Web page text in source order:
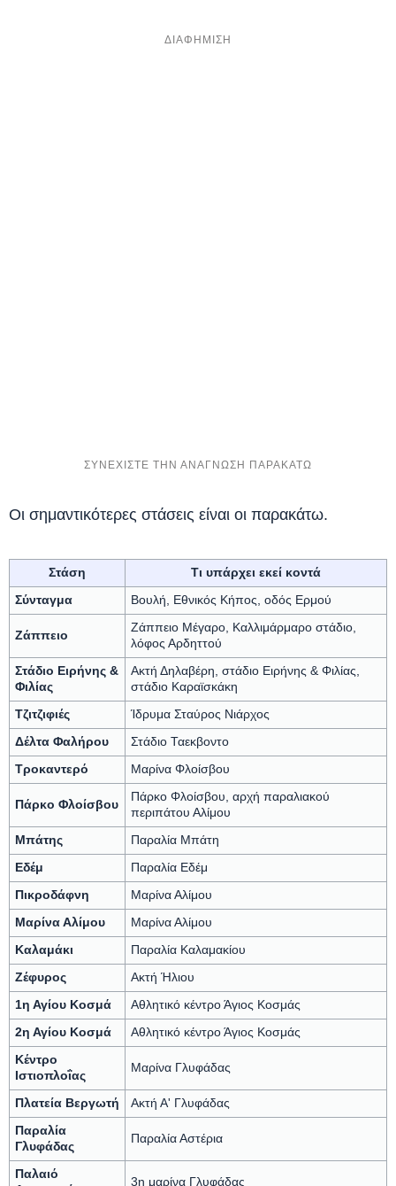
Οι σημαντικότερες στάσεις είναι οι παρακάτω.
Στάση Τι υπάρχει εκεί κοντά
Σύνταγμα Βουλή, Εθνικός Κήπος, οδός Ερμού
Ζάππειο
Ζάππειο Μέγαρο, Καλλιμάρμαρο στάδιο,
λόφος Αρδηττού
Στάδιο Ειρήνης &
Φιλίας
Ακτή Δηλαβέρη, στάδιο Ειρήνης & Φιλίας,
στάδιο Καραϊσκάκη
Τζιτζιφιές Ίδρυμα Σταύρος Νιάρχος
Δέλτα Φαλήρου Στάδιο Ταεκβοντο
Τροκαντερό Μαρίνα Φλοίσβου
Πάρκο Φλοίσβου
Πάρκο Φλοίσβου, αρχή παραλιακού
περιπάτου Αλίμου
Μπάτης Παραλία Μπάτη
Εδέμ Παραλία Εδέμ
Πικροδάφνη Μαρίνα Αλίμου
Μαρίνα Αλίμου Μαρίνα Αλίμου
Καλαμάκι Παραλία Καλαμακίου
Ζέφυρος Ακτή Ήλιου
1η Αγίου Κοσμά Αθλητικό κέντρο Άγιος Κοσμάς
2η Αγίου Κοσμά Αθλητικό κέντρο Άγιος Κοσμάς
Κέντρο
Ιστιοπλοΐας
Μαρίνα Γλυφάδας
Πλατεία Βεργωτή Ακτή Α' Γλυφάδας
Παραλία
Γλυφάδας
Παραλία Αστέρια
Παλαιό
3η μαρίνα Γλυφάδας